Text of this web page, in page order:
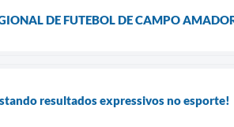
DE FUTEBOL DE CAMPO
resultados expressivos no esporte!